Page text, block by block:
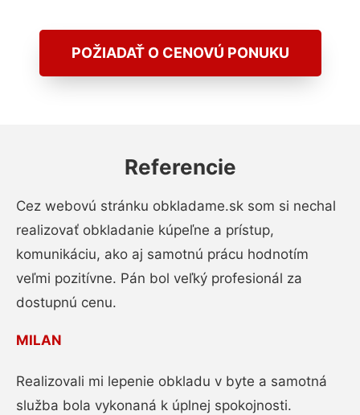
POŽIADAŤ O CENOVÚ PONUKU
Referencie
Cez webovú stránku obkladame.sk som si nechal
realizovať obkladanie kúpeľne a prístup,
komunikáciu, ako aj samotnú prácu hodnotím
veľmi pozitívne. Pán bol veľký profesionál za
dostupnú cenu.
MILAN
Realizovali mi lepenie obkladu v byte a samotná
služba bola vykonaná k úplnej spokojnosti.